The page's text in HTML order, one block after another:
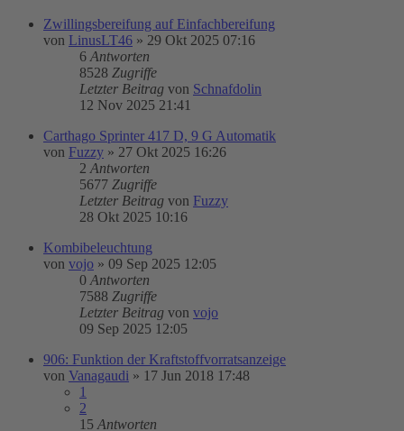
Zwillingsbereifung auf Einfachbereifung
von LinusLT46 » 29 Okt 2025 07:16
6 Antworten
8528 Zugriffe
Letzter Beitrag von Schnafdolin
12 Nov 2025 21:41
Carthago Sprinter 417 D, 9 G Automatik
von Fuzzy » 27 Okt 2025 16:26
2 Antworten
5677 Zugriffe
Letzter Beitrag von Fuzzy
28 Okt 2025 10:16
Kombibeleuchtung
von vojo » 09 Sep 2025 12:05
0 Antworten
7588 Zugriffe
Letzter Beitrag von vojo
09 Sep 2025 12:05
906: Funktion der Kraftstoffvorratsanzeige
von Vanagaudi » 17 Jun 2018 17:48
1
2
15 Antworten